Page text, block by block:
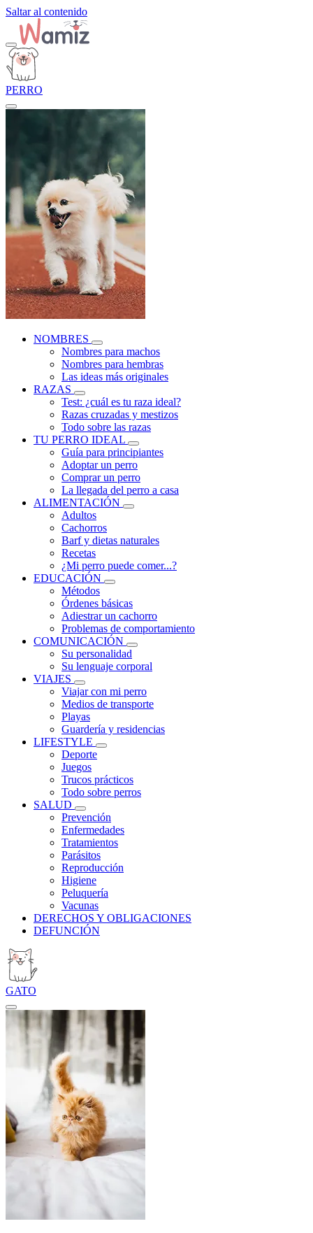
Saltar al contenido
PERRO
NOMBRES
Nombres para machos
Nombres para hembras
Las ideas más originales
RAZAS
Test: ¿cuál es tu raza ideal?
Razas cruzadas y mestizos
Todo sobre las razas
TU PERRO IDEAL
Guía para principiantes
Adoptar un perro
Comprar un perro
La llegada del perro a casa
ALIMENTACIÓN
Adultos
Cachorros
Barf y dietas naturales
Recetas
¿Mi perro puede comer...?
EDUCACIÓN
Métodos
Órdenes básicas
Adiestrar un cachorro
Problemas de comportamiento
COMUNICACIÓN
Su personalidad
Su lenguaje corporal
VIAJES
Viajar con mi perro
Medios de transporte
Playas
Guardería y residencias
LIFESTYLE
Deporte
Juegos
Trucos prácticos
Todo sobre perros
SALUD
Prevención
Enfermedades
Tratamientos
Parásitos
Reproducción
Higiene
Peluquería
Vacunas
DERECHOS Y OBLIGACIONES
DEFUNCIÓN
GATO